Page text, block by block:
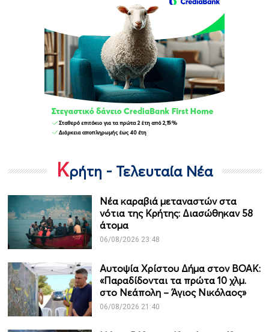
Κρήτη - Τελευταία Νέα
Νέα καραβιά μεταναστών στα
νότια της Κρήτης: Διασώθηκαν 58
άτομα
06/08/2026 23:48
Αυτοψία Χρίστου Δήμα στον ΒΟΑΚ:
«Παραδίδονται τα πρώτα 10 χλμ.
στο Νεάπολη – Άγιος Νικόλαος»
06/08/2026 21:40